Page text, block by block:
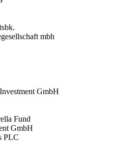
mbh
GmbH
Fund
GmbH
PLC